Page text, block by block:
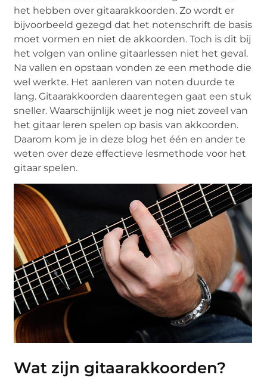
het hebben over gitaarakkoorden. Zo wordt er
bijvoorbeeld gezegd dat het notenschrift de basis
moet vormen en niet de akkoorden. Toch is dit bij
het volgen van online gitaarlessen niet het geval.
Na vallen en opstaan vonden ze een methode die
wel werkte. Het aanleren van noten duurde te
lang. Gitaarakkoorden daarentegen gaat een stuk
sneller. Waarschijnlijk weet je nog niet zoveel van
het gitaar leren spelen op basis van akkoorden.
Daarom kom je in deze blog het één en ander te
weten over deze effectieve lesmethode voor het
gitaar spelen.
Wat zijn gitaarakkoorden?